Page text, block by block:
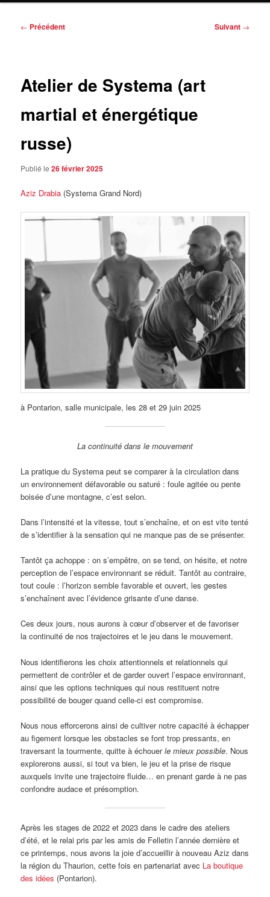
Navigation
← Précédent Suivant →
Atelier de Systema (art
martial et énergétique
russe)
Publié le26 février 2025
Aziz Drabia (Systema Grand Nord)
à Pontarion, salle municipale, les 28 et 29 juin 2025
La continuité dans le mouvement
La pratique du Systema peut se comparer à la circulation dans
un environnement défavorable ou saturé : foule agitée ou pente
boisée d’une montagne, c’est selon.
Dans l’intensité et la vitesse, tout s’enchaîne, et on est vite tenté
de s’identifier à la sensation qui ne manque pas de se présenter.
Tantôt ça achoppe : on s’empêtre, on se tend, on hésite, et notre
perception de l’espace environnant se réduit. Tantôt au contraire,
tout coule : l’horizon semble favorable et ouvert, les gestes
s’enchaînent avec l’évidence grisante d’une danse.
Ces deux jours, nous aurons à cœur d’observer et de favoriser
la continuité de nos trajectoires et le jeu dans le mouvement.
Nous identifierons les choix attentionnels et relationnels qui
permettent de contrôler et de garder ouvert l’espace environnant,
ainsi que les options techniques qui nous restituent notre
possibilité de bouger quand celle-ci est compromise.
Nous nous efforcerons ainsi de cultiver notre capacité à échapper
au figement lorsque les obstacles se font trop pressants, en
traversant la tourmente, quitte à échouerle mieux possible. Nous
explorerons aussi, si tout va bien, le jeu et la prise de risque
auxquels invite une trajectoire fluide… en prenant garde à ne pas
confondre audace et présomption.
Après les stages de 2022 et 2023 dans le cadre des ateliers
d’été, et le relai pris par les amis de Felletin l’année dernière et
ce printemps, nous avons la joie d’accueillir à nouveau Aziz dans
la région du Thaurion, cette fois en partenariat avec La boutique
des idées (Pontarion).